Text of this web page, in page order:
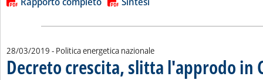
28/03/2019 - Politica energetica nazionale
Decreto crescita, slitta l'approdo in